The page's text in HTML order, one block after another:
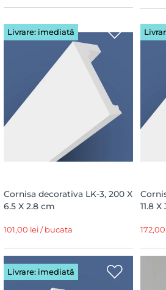
Livrare: imediată
Cornisa decorativa LK-3, 200 X
6.5 X 2.8 cm
101,00 lei / bucata
11.8
Livrare: imediată